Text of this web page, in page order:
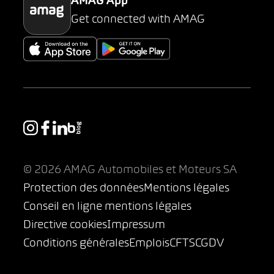
Get connected with AMAG
© 2026 AMAG Automobiles et Moteurs SA
Protection des donnéesMentions légales
Conseil en ligne mentions légales
Directive cookiesImpressum
Conditions généralesEmploisCFTSCGDV